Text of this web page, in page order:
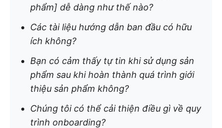
phẩm] dễ dàng như thế nào?
Các tài liệu hướng dẫn ban đầu có hữu
ích không?
Bạn có cảm thấy tự tin khi sử dụng sản
phẩm sau khi hoàn thành quá trình giới
thiệu sản phẩm không?
Chúng tôi có thể cải thiện điều gì về quy
trình onboarding?